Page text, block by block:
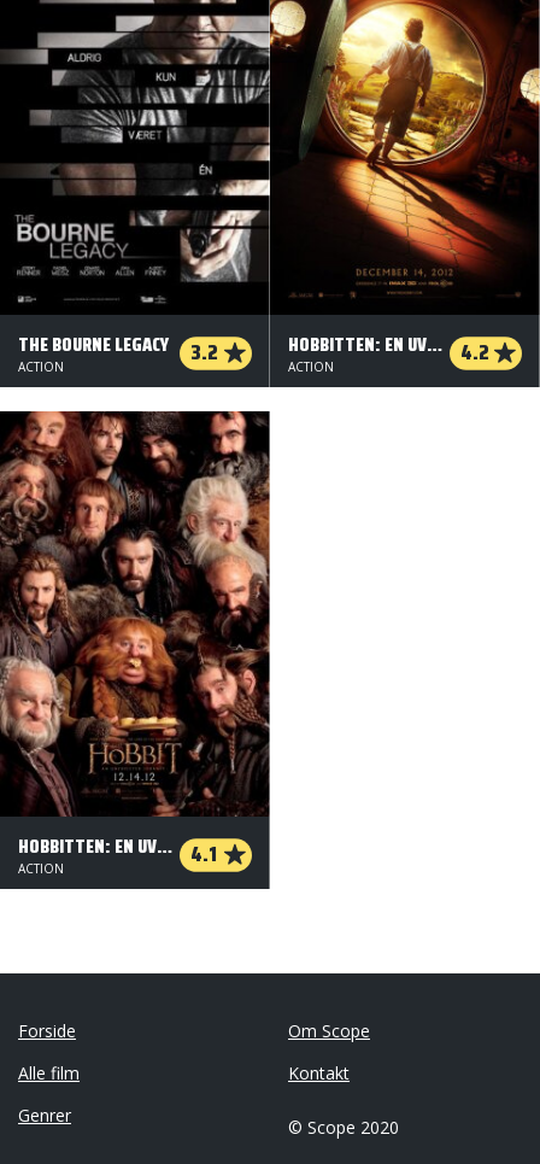
THE BOURNE LEGACY 3.2
ACTION
HOBBITTEN: EN UVENTET REJSE - HFR 3 D 4.2
ACTION
HOBBITTEN: EN UVENTET REJSE - 2 D 4.1
ACTION
Forside
Alle film
Genrer
Om Scope
Kontakt
© Scope 2020